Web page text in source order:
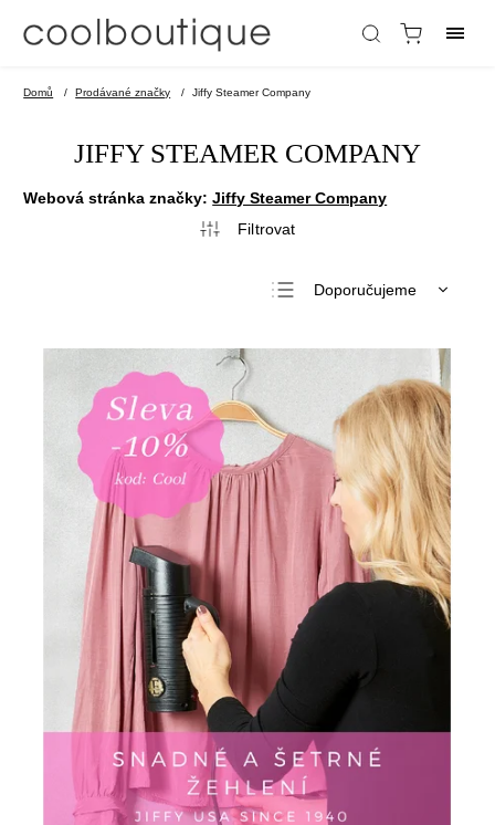
Domů / Prodávané značky / Jiffy Steamer Company
JIFFY STEAMER COMPANY
Webová stránka značky:Jiffy Steamer Company
Doporučujeme
Nejprodávanější
Abecedně